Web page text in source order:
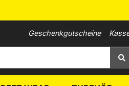
Geschenkgutscheine